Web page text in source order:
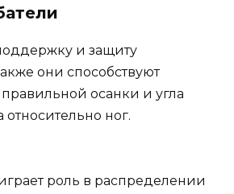
и защиту
они способствуют
осанки и угла
относительно ног.
роль в распределении